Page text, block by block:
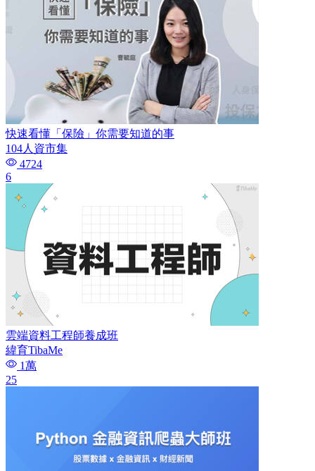
快速看懂「保險」你需要知道的事
104人資市集
4724
6
雲端資料工程師養成班
緯育TibaMe
1萬
25